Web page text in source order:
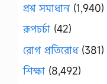
প্রশ্ন সমাধান (1,940)
রূপচর্চা (42)
রোগ প্রতিরোধ(381)
শিক্ষা (8,492)